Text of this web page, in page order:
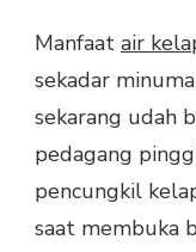
Manfaat air
sekadar
sekarang udah
pedagang
pencungkil
saat membuka